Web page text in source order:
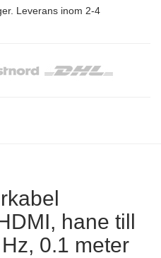
Leverans inom 2-4
hane till
0.1 meter